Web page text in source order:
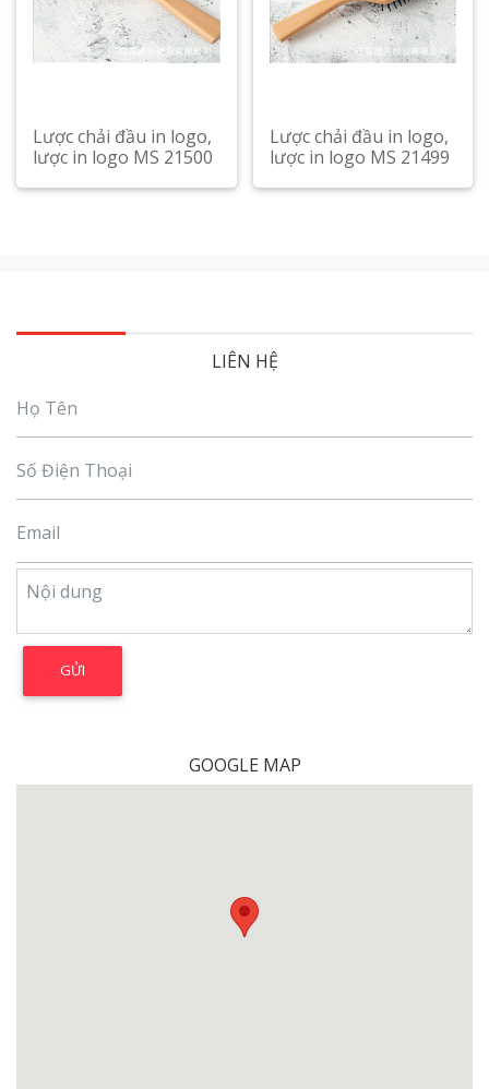
Lược chải đầu in logo,
lược in logo MS 21500
Lược chải đầu in logo,
lược in logo MS 21499
LIÊN HỆ
GOOGLE MAP